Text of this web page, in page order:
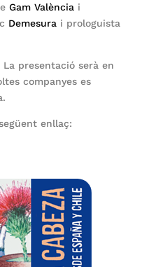
Gam València i
Demesura i prologuista
La presentació serà en
companyes es
enllaç: